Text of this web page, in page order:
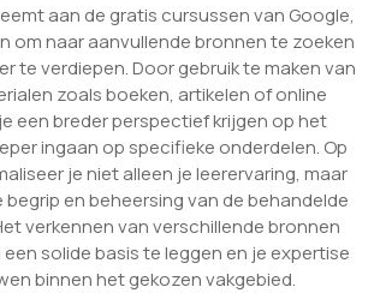
aan de gratis cursussen van Google,
om naar aanvullende bronnen te zoeken
te verdiepen. Door gebruik te maken van
zoals boeken, artikelen of online
een breder perspectief krijgen op het
ingaan op specifieke onderdelen. Op
je niet alleen je leerervaring, maar
en beheersing van de behandelde
verkennen van verschillende bronnen
solide basis te leggen en je expertise
binnen het gekozen vakgebied.